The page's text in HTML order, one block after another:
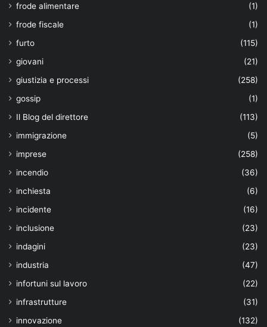
frode alimentare
(1)
frode fiscale
(1)
furto
(115)
giovani
(21)
giustizia e processi
(258)
gossip
(1)
Il Blog del direttore
(113)
immigrazione
(5)
imprese
(258)
incendio
(36)
inchiesta
(6)
incidente
(16)
inclusione
(23)
indagini
(23)
industria
(47)
infortuni sul lavoro
(22)
infrastrutture
(31)
innovazione
(132)